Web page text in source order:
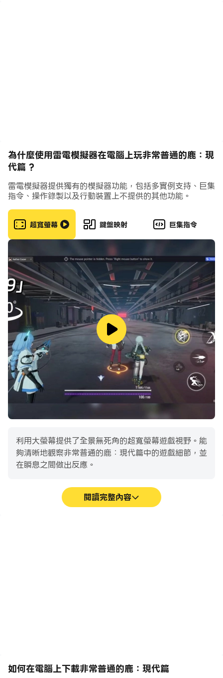
正力量吧！
為什麼使用雷電模擬器在電腦上玩非常普通的鹿：現
代篇 ?
雷電模擬器提供獨有的模擬器功能，包括多實例支持、巨集
指令、操作錄製以及行動裝置上不提供的其他功能。
超寬螢幕 鍵盤映射 巨集指令
利用大螢幕提供了全景無死角的超寬螢幕遊戲視野。能
夠清晰地觀察非常普通的鹿：現代篇中的遊戲細節，並
在瞬息之間做出反應。
閱讀完整內容
如何在電腦上下載非常普通的鹿：現代篇